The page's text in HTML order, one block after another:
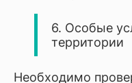
6. Особые
территории
Необходимо